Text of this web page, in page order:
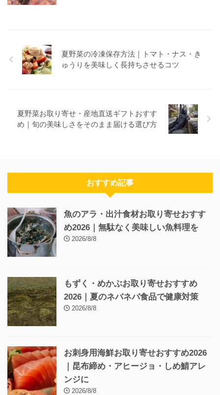
夏野菜の冷凍保存方法｜トマト・ナス・き
ゅうりを美味しく長持ちさせるコツ
夏野菜お取り寄せ・産地直送ギフトおすす
め｜旬の美味しさをそのまま届ける選び方
おすすめ記事
魚のアラ・出汁食材お取り寄せおすす
め2026｜無駄なく美味しい魚料理を
2026/8/8
もずく・めかぶお取り寄せおすすめ
2026｜夏のネバネバ食品で健康対策
2026/8/8
お刺身用海鮮お取り寄せおすすめ2026
｜昆布締め・アヒージョ・しめ鯖アレ
ンジに
2026/8/8